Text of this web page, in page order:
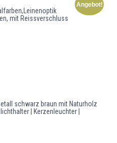
Angebot!
mit Reissverschluss
schwarz braun mit Naturholz
| Kerzenleuchter |